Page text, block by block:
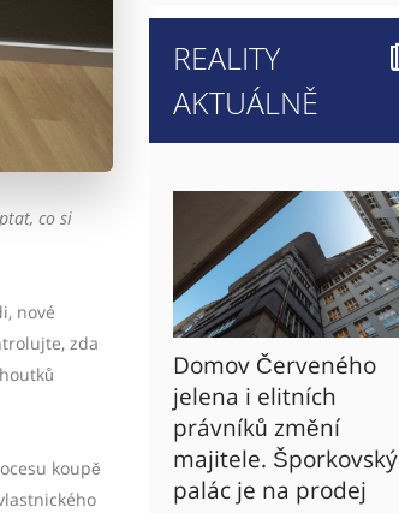
co si
nové
zda
koupě
REALITY
AKTUÁLNĚ
Domov Červeného
jelena i elitních
právníků změní
majitele. Šporkovský
palác je na prodej